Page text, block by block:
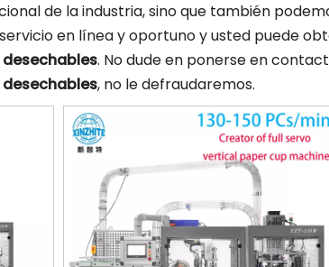
de la industria, sino que también
en línea y oportuno y usted puede
. No dude en ponerse en
, no le defraudaremos.